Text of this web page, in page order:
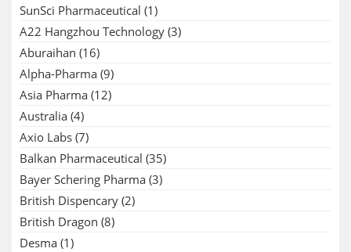
SunSci Pharmaceutical (1)
A22 Hangzhou Technology (3)
Aburaihan (16)
Alpha-Pharma (9)
Asia Pharma (12)
Australia (4)
Axio Labs (7)
Balkan Pharmaceutical (35)
Bayer Schering Pharma (3)
British Dispencary (2)
British Dragon (8)
Desma (1)